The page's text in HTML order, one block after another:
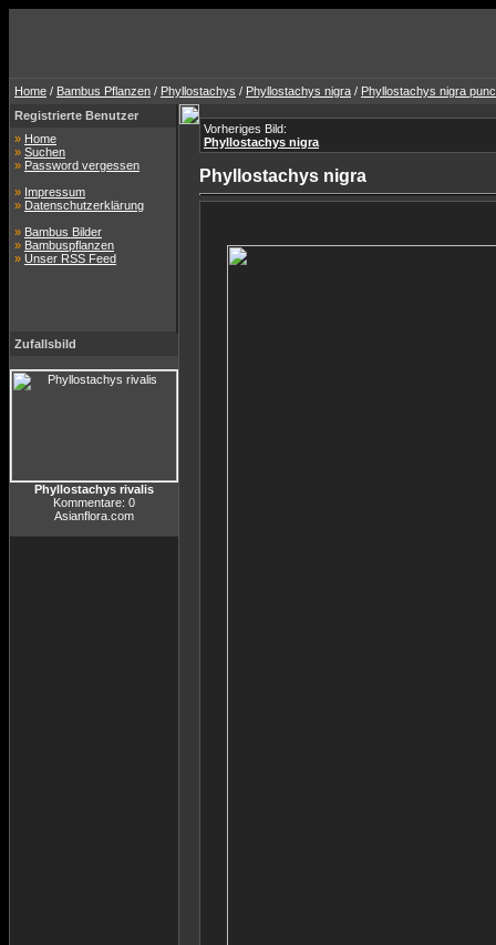
Home / Bambus Pflanzen / Phyllostachys / Phyllostachys nigra / Phyllostachys nigra
Registrierte Benutzer
» Home
» Suchen
» Password vergessen
» Impressum
» Datenschutzerklärung
» Bambus Bilder
» Bambuspflanzen
» Unser RSS Feed
Zufallsbild
Phyllostachys rivalis
Kommentare: 0
Asianflora.com
Vorheriges Bild:
Phyllostachys nigra
Phyllostachys nigra